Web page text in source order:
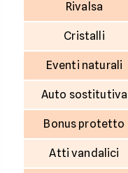
Rivalsa
Cristalli
Eventi naturali
Auto sostitutiva
Bonus protetto
Atti vandalici